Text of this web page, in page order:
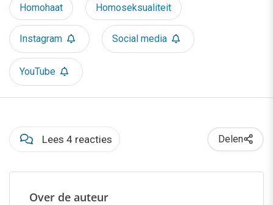
Homohaat Homoseksualiteit
Instagram Social media
YouTube
Lees 4 reacties Delen
Over de auteur